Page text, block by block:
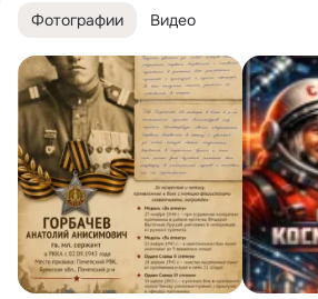
Фотографии Видео